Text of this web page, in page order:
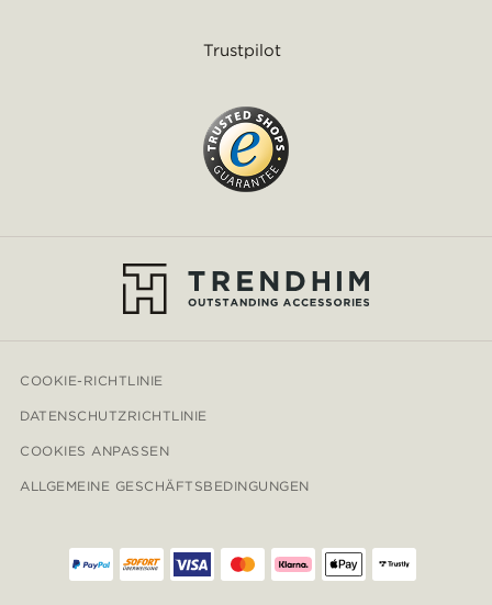
Trustpilot
COOKIE-RICHTLINIE
DATENSCHUTZRICHTLINIE
COOKIES ANPASSEN
ALLGEMEINE GESCHÄFTSBEDINGUNGEN